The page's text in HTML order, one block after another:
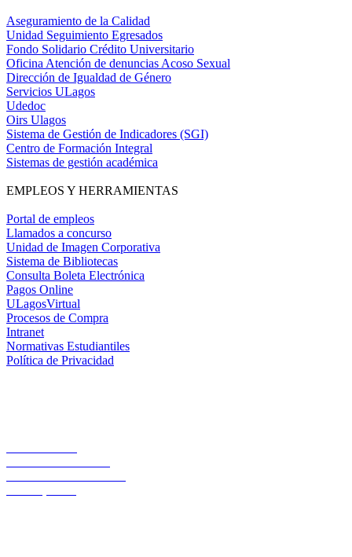
Aseguramiento de la Calidad
Unidad Seguimiento Egresados
Fondo Solidario Crédito Universitario
Oficina Atención de denuncias Acoso Sexual
Dirección de Igualdad de Género
Servicios ULagos
Udedoc
Oirs Ulagos
Sistema de Gestión de Indicadores (SGI)
Centro de Formación Integral
Sistemas de gestión académica
EMPLEOS Y HERRAMIENTAS
Portal de empleos
Llamados a concurso
Unidad de Imagen Corporativa
Sistema de Bibliotecas
Consulta Boleta Electrónica
Pagos Online
ULagosVirtual
Procesos de Compra
Intranet
Normativas Estudiantiles
Política de Privacidad